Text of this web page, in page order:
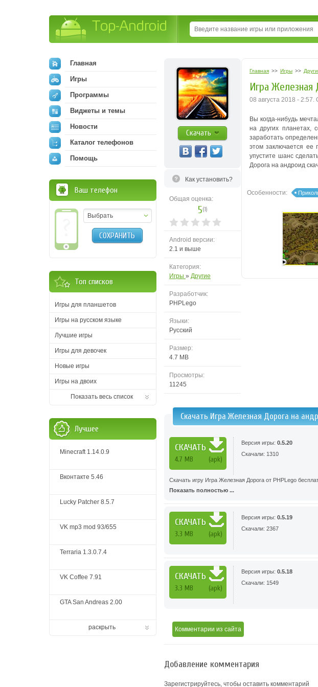
Скачать
Как установить?
Общая оценка:
5(1)
Android версии:
2.1 и выше
Категория:
Игры » Другие
Разработчик:
PHPLego
Языки:
Русский
Размер:
4.7 MB
Просмотры:
11245
Главная >> Игры >>
Игра Железная
08 августа 2018 - 2:57.
Вы когда-нибудь
на других планетах,
заработать
этом заключается ее
упустите шанс
Дорога на андроид
Особенности:
Скачать Игра Железная Дорога на
СКАЧАТЬ
4.7 MB (apk)
Версия игры: 0.5.20
Скачали: 1310
Скачать игру Игра Железная Дорога от PHPLego
Показать полностью ...
СКАЧАТЬ
3.3 MB (apk)
Версия игры: 0.5.19
Скачали: 2367
СКАЧАТЬ
3.3 MB (apk)
Версия игры: 0.5.18
Скачали: 1549
Комментарии из сайта
Добавление комментария
Зарегистрируйтесь, чтобы оставить комментарий
Главная
Игры
Программы
Виджеты и темы
Новости
Каталог телефонов
Помощь
Ваш телефон
Выбрать
СОХРАНИТЬ
Топ списков
Игры для планшетов
Игры на русском языке
Лучшие игры
Игры для девочек
Новые игры
Игры на двоих
Показать весь список
Лучшее
Minecraft 1.14.0.9
Вконтакте 5.46
Lucky Patcher 8.5.7
VK mp3 mod 93/655
Terraria 1.3.0.7.4
VK Coffee 7.91
GTA San Andreas 2.00
раскрыть